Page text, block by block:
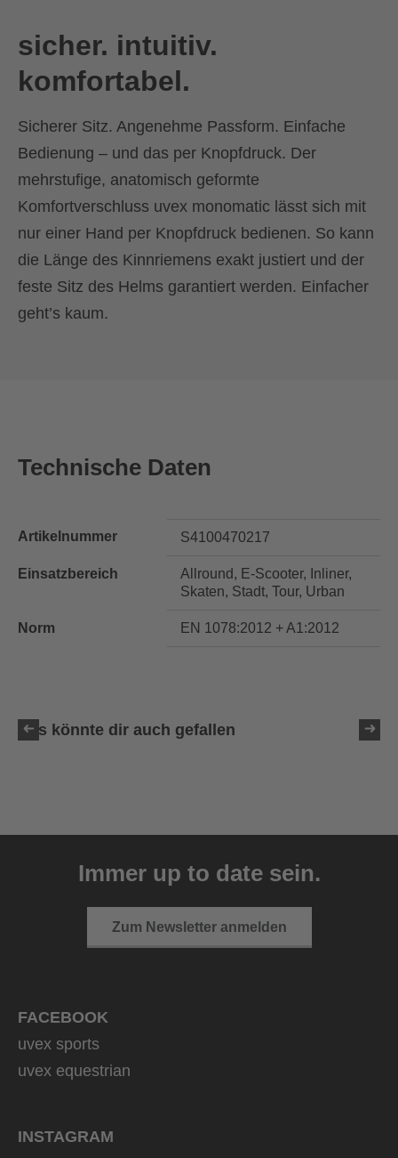
sicher. intuitiv.
komfortabel.
Sicherer Sitz. Angenehme Passform. Einfache
Bedienung – und das per Knopfdruck. Der
mehrstufige, anatomisch geformte
Komfortverschluss uvex monomatic lässt sich mit
nur einer Hand per Knopfdruck bedienen. So kann
die Länge des Kinnriemens exakt justiert und der
feste Sitz des Helms garantiert werden. Einfacher
geht’s kaum.
Technische Daten
Artikelnummer S4100470217
Einsatzbereich
Allround, E-Scooter, Inliner,
Skaten, Stadt, Tour, Urban
Norm EN 1078:2012 + A1:2012
Das könnte dir auch gefallen
1 FarbvariantenImmer up to date sein.
Zum Newsletter anmelden
FACEBOOK
uvex sports
uvex equestrian
INSTAGRAM